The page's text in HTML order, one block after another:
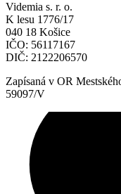
Videmia s. r. o.
K lesu 1776/17
040 18 Košice
IČO: 56117167
DIČ: 2122206570
Zapísaná v OR
59097/V